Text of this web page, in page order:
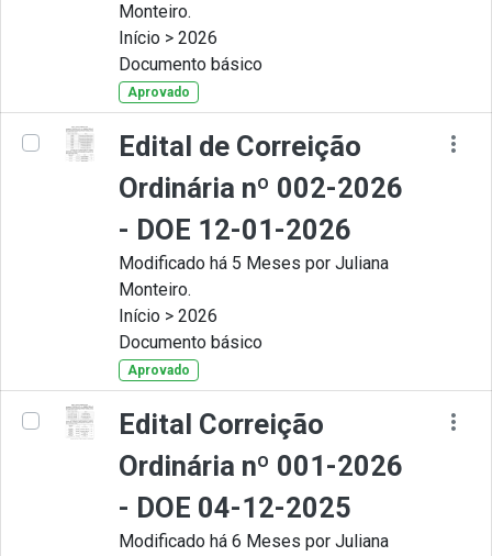
Monteiro.
Início > 2026
Documento básico
Aprovado
Edital de Correição
Ordinária nº 002-2026
- DOE 12-01-2026
Modificado há 5 Meses por Juliana
Monteiro.
Início > 2026
Documento básico
Aprovado
Edital Correição
Ordinária nº 001-2026
- DOE 04-12-2025
Modificado há 6 Meses por Juliana